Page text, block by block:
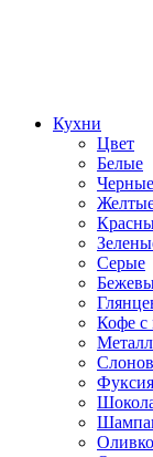
Кухни
Цвет
Белые
Черные
Серые
Кофе с
Фуксия